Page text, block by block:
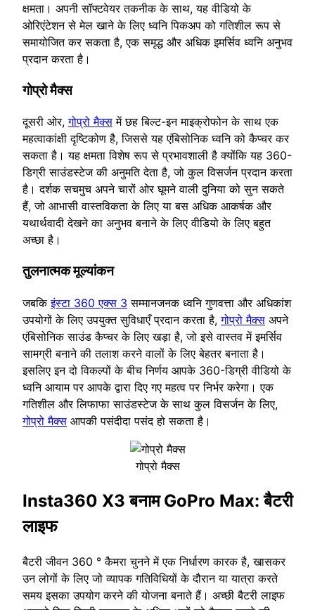
क्षमता। अपनी सॉफ्टवेयर तकनीक के साथ, यह वीडियो के
ओरिएंटेशन से मेल खाने के लिए ध्वनि पिकअप को गतिशील रूप से
समायोजित कर सकता है, एक समृद्ध और अधिक इमर्सिव ध्वनि अनुभव
प्रदान करता है।
गोप्रो मैक्स
दूसरी ओर,गोप्रो मैक्स में छह बिल्ट-इन माइक्रोफोन के साथ एक
महत्वाकांक्षी दृष्टिकोण है, जिससे यह एंबिसोनिक ध्वनि को कैप्चर कर
सकता है। यह क्षमता विशेष रूप से प्रभावशाली है क्योंकि यह 360-
डिग्री साउंडस्टेज की अनुमति देता है, जो कुल विसर्जन प्रदान करता
है। दर्शक सचमुच अपने चारों ओर घूमने वाली दुनिया को सुन सकते
हैं, जो आभासी वास्तविकता के लिए या बस अधिक आकर्षक और
यथार्थवादी देखने का अनुभव बनाने के लिए वीडियो के लिए बहुत
अच्छा है।
तुलनात्‍मक मूल्‍यांकन
जबकिइंस्टा 360 एक्स 3 सम्मानजनक ध्वनि गुणवत्ता और अधिकांश
उपयोगों के लिए उपयुक्त सुविधाएँ प्रदान करता है,गोप्रो मैक्स अपने
एंबिसोनिक साउंड कैप्चर के लिए खड़ा है, जो इसे वास्तव में इमर्सिव
सामग्री बनाने की तलाश करने वालों के लिए बेहतर बनाता है।
इसलिए इन दो विकल्पों के बीच निर्णय आपके 360-डिग्री वीडियो के
ध्वनि आयाम पर आपके द्वारा दिए गए महत्व पर निर्भर करेगा। एक
गतिशील और लिफाफा साउंडस्टेज के साथ कुल विसर्जन के लिए,
गोप्रो मैक्स आपकी पसंदीदा पसंद हो सकता है।
गोप्रो मैक्स
Insta360 X3 बनाम GoPro Max: बैटरी
लाइफ
बैटरी जीवन 360 ° कैमरा चुनने में एक निर्धारण कारक है, खासकर
उन लोगों के लिए जो व्यापक गतिविधियों के दौरान या यात्रा करते
समय इसका उपयोग करने की योजना बनाते हैं। अच्छी बैटरी लाइफ